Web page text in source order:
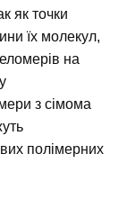
як точки
їх молекул,
на
з сімома
полімерних